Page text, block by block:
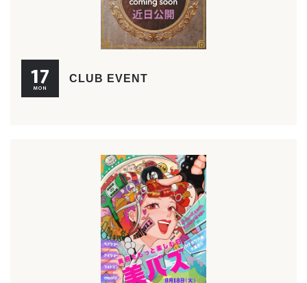
17
MON
CLUB EVENT